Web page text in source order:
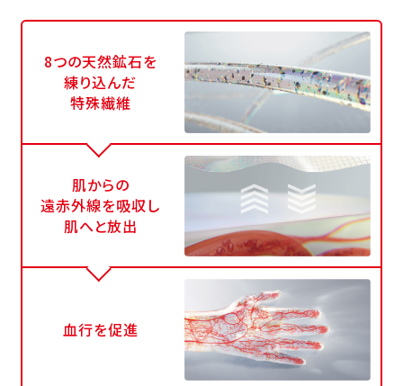
8つの天然鉱石を
練り込んだ
特殊繊維
肌からの
遠赤外線を吸収し
肌へと放出
血行を促進